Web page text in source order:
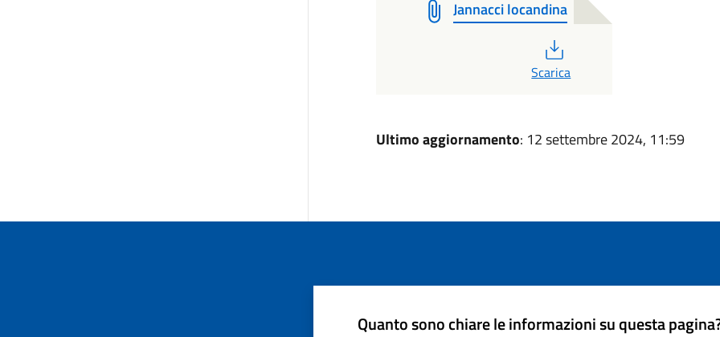
Jannacci locandina
Scarica
Ultimo aggiornamento: 12 settembre 2024, 11:59
Quanto sono chiare le informazioni su questa